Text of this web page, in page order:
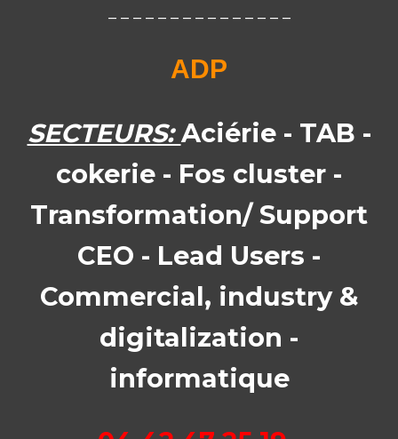
ADP
SECTEURS:Aciérie - TAB -
cokerie - Fos cluster -
Transformation/ Support
CEO - Lead Users -
Commercial, industry &
digitalization -
informatique